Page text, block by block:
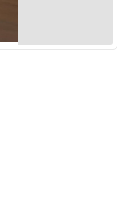
de Materiais